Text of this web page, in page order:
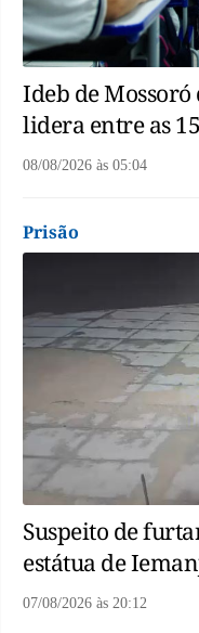
Ideb de
lidera entre as
08/08/2026 às 05:04
Prisão
Suspeito de
estátua de
07/08/2026 às 20:12